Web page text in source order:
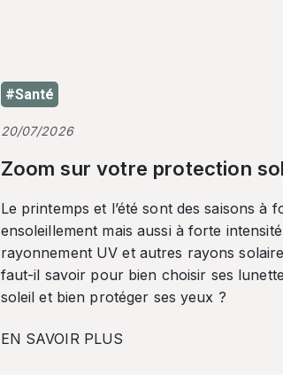
#Santé
20/07/2026
Zoom sur votre protection
Le printemps et l’été sont des saisons à
ensoleillement mais aussi à forte
rayonnement UV et autres rayons
faut-il savoir pour bien choisir ses
soleil et bien protéger ses yeux ?
EN SAVOIR PLUS